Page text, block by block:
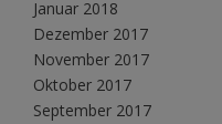
Januar 2018
Dezember 2017
November 2017
Oktober 2017
September 2017